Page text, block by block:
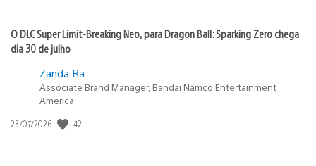
O DLC Super Limit-Breaking Neo, para Dragon Ball: Sparking Zero chega
dia 30 de julho
Zanda Ra
Associate Brand Manager, Bandai Namco Entertainment
America
Data
23/07/2026 42